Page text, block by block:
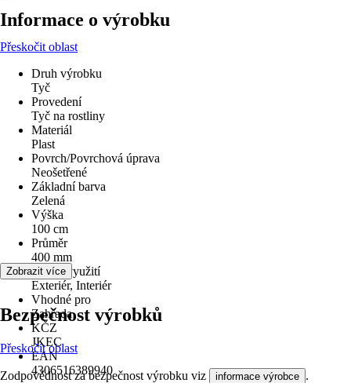
Informace o výrobku
Přeskočit oblast
Druh výrobku
Tyč
Provedení
Tyč na rostliny
Materiál
Plast
Povrch/Povrchová úprava
Neošetřené
Základní barva
Zelená
Výška
100 cm
Průměr
400 mm
Oblast využití
Exteriér, Interiér
Vhodné pro
Zahrada
KČZ
JKEC
EAN
4306516389940
Zobrazit více
Bezpečnost výrobků
Přeskočit oblast
Zodpovědnost za bezpečnost výrobku viz informace výrobce .